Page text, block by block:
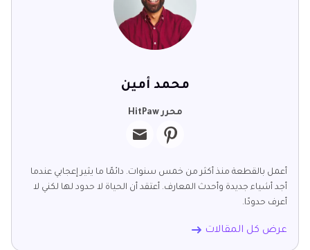
محمد أمين
محرر HitPaw
أعمل بالقطعة منذ أكثر من خمس سنوات. دائمًا ما يثير إعجابي عندما
أجد أشياء جديدة وأحدث المعارف. أعتقد أن الحياة لا حدود لها لكني لا
أعرف حدودًا.
عرض كل المقالات